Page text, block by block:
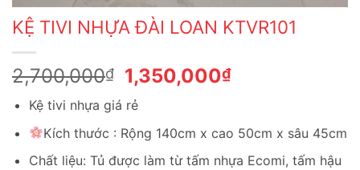
KỆ TIVI NHỰA ĐÀI LOAN KTVR101
2,700,000₫
Giá
gốc
là:
2,700,000₫.
1,350,000₫Giá
là:
1,350,000₫.
Kệ tivi nhựa giá rẻ
Kích thước : Rộng 140cm x cao 50cm x sâu 45cm
Chất liệu: Tủ được làm từ tấm nhựa Ecomi, tấm hậu